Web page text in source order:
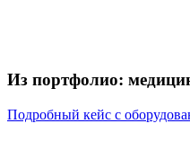
Из портфолио:
Подробный кейс с